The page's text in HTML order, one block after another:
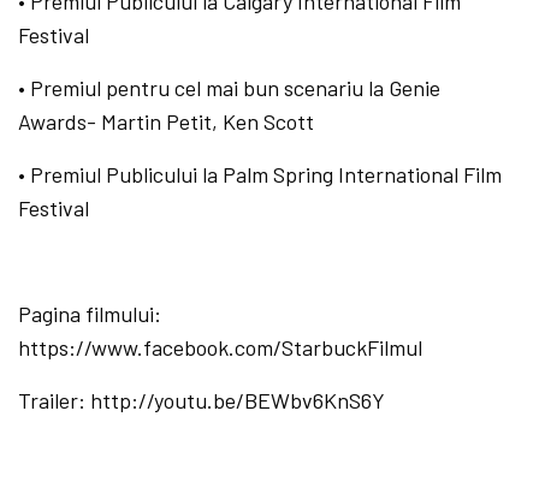
Festival
• Premiul pentru cel mai bun scenariu la Genie
Awards- Martin Petit, Ken Scott
• Premiul Publicului la Palm Spring International Film
Festival
Pagina filmului:
https://www.facebook.com/StarbuckFilmul
Trailer: http://youtu.be/BEWbv6KnS6Y